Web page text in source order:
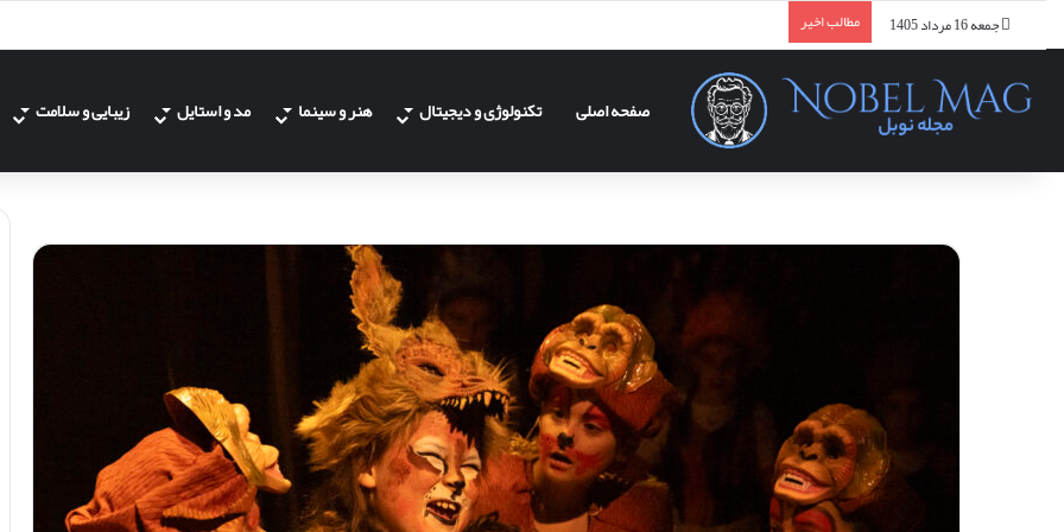
جمعه 16 مرداد 1405 مطالب اخیر
صفحه اصلی تکنولوژی و دیجیتال هنر و سینما مد و استایل زیبایی و سلامت